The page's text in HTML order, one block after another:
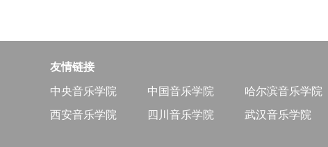
友情链接
中央音乐学院 中国音乐学院 哈尔滨音乐学院
西安音乐学院
四川音乐学院 武汉音乐学院